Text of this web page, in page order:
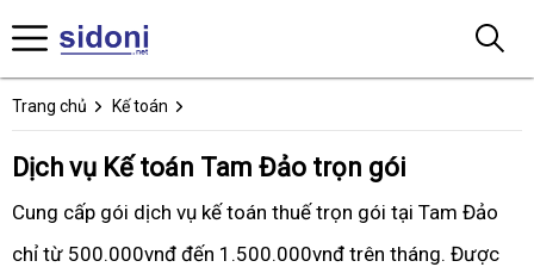
Trang chủ Kế toán
Dịch vụ Kế toán Tam Đảo trọn gói
Cung cấp gói dịch vụ kế toán thuế trọn gói tại Tam Đảo
chỉ từ 500.000vnđ đến 1.500.000vnđ trên tháng. Được